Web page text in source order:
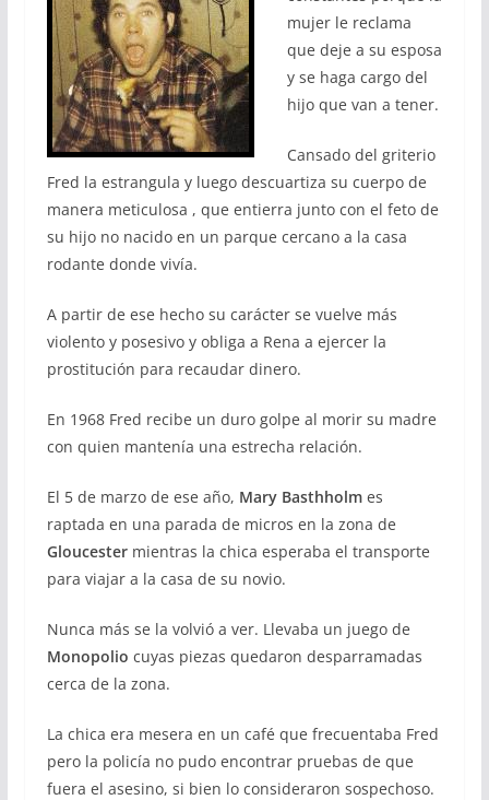
mujer le reclama
que deje a su esposa
y se haga cargo del
hijo que van a tener.
Cansado del griterio
Fred la estrangula y luego descuartiza su cuerpo de
manera meticulosa , que entierra junto con el feto de
su hijo no nacido en un parque cercano a la casa
rodante donde vivía.
A partir de ese hecho su carácter se vuelve más
violento y posesivo y obliga a Rena a ejercer la
prostitución para recaudar dinero.
En 1968 Fred recibe un duro golpe al morir su madre
con quien mantenía una estrecha relación.
El 5 de marzo de ese año, Mary Basthholmes
raptada en una parada de micros en la zona de
Gloucester mientras la chica esperaba el transporte
para viajar a la casa de su novio.
Nunca más se la volvió a ver. Llevaba un juego de
Monopolio cuyas piezas quedaron desparramadas
cerca de la zona.
La chica era mesera en un café que frecuentaba Fred
pero la policía no pudo encontrar pruebas de que
fuera el asesino, si bien lo consideraron sospechoso.